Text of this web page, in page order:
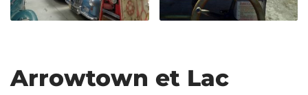
Arrowtown et Lac